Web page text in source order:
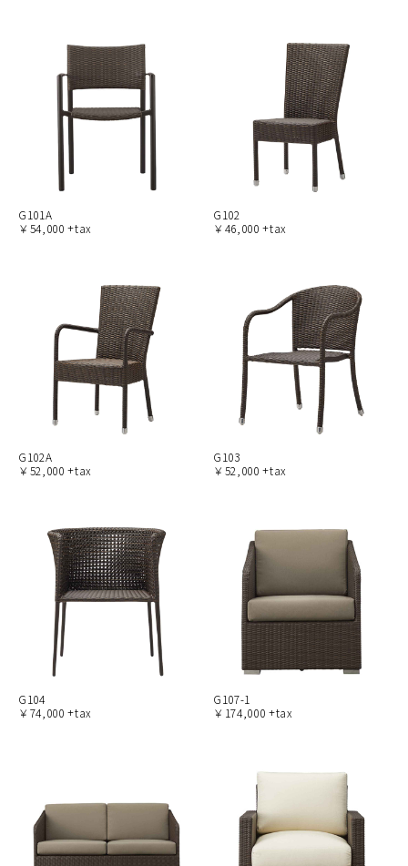
G101A
￥54,000 +tax
G102
￥46,000 +tax
G102A
￥52,000 +tax
G103
￥52,000 +tax
G104
￥74,000 +tax
G107-1
￥174,000 +tax